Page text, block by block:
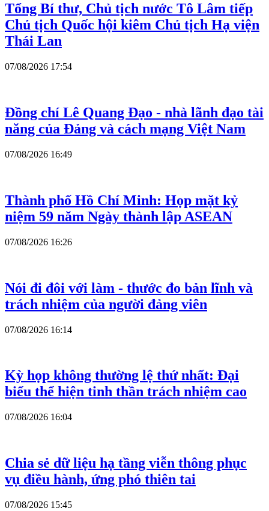
Tổng Bí thư, Chủ tịch nước Tô Lâm tiếp
Chủ tịch Quốc hội kiêm Chủ tịch Hạ viện
Thái Lan
07/08/2026 17:54
Đồng chí Lê Quang Đạo - nhà lãnh đạo tài
năng của Đảng và cách mạng Việt Nam
07/08/2026 16:49
Thành phố Hồ Chí Minh: Họp mặt kỷ
niệm 59 năm Ngày thành lập ASEAN
07/08/2026 16:26
Nói đi đôi với làm - thước đo bản lĩnh và
trách nhiệm của người đảng viên
07/08/2026 16:14
Kỳ họp không thường lệ thứ nhất: Đại
biểu thể hiện tinh thần trách nhiệm cao
07/08/2026 16:04
Chia sẻ dữ liệu hạ tầng viễn thông phục
vụ điều hành, ứng phó thiên tai
07/08/2026 15:45